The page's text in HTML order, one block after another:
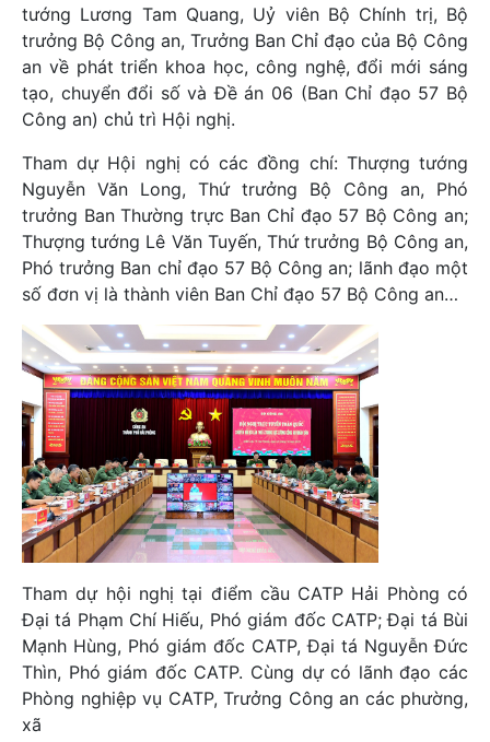
tướng Lương Tam Quang, Uỷ viên Bộ Chính trị, Bộ
trưởng Bộ Công an, Trưởng Ban Chỉ đạo của Bộ Công
an về phát triển khoa học, công nghệ, đổi mới sáng
tạo, chuyển đổi số và Đề án 06 (Ban Chỉ đạo 57 Bộ
Công an) chủ trì Hội nghị.
Tham dự Hội nghị có các đồng chí: Thượng tướng
Nguyễn Văn Long, Thứ trưởng Bộ Công an, Phó
trưởng Ban Thường trực Ban Chỉ đạo 57 Bộ Công an;
Thượng tướng Lê Văn Tuyến, Thứ trưởng Bộ Công an,
Phó trưởng Ban chỉ đạo 57 Bộ Công an; lãnh đạo một
số đơn vị là thành viên Ban Chỉ đạo 57 Bộ Công an…
Tham dự hội nghị tại điểm cầu CATP Hải Phòng có
Đại tá Phạm Chí Hiếu, Phó giám đốc CATP; Đại tá Bùi
Mạnh Hùng, Phó giám đốc CATP, Đại tá Nguyễn Đức
Thìn, Phó giám đốc CATP. Cùng dự có lãnh đạo các
Phòng nghiệp vụ CATP, Trưởng Công an các phường,
xã